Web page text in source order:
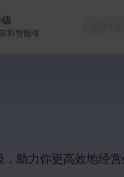
级
和智能体
助力你更高效地经